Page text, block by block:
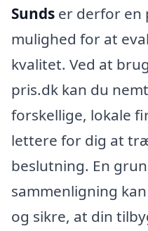
Sunds er derfor en
mulighed for at
kvalitet. Ved at
pris.dk kan du
forskellige, lokale
lettere for dig at
beslutning. En
sammenligning
og sikre, at din